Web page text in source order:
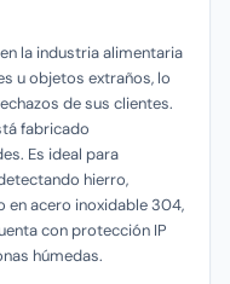
la industria alimentaria
u objetos extraños, lo
de sus clientes.
fabricado
Es ideal para
hierro,
en acero inoxidable 304,
con protección IP
húmedas.